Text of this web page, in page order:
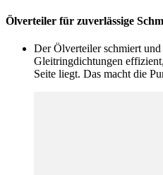
Ölverteiler für zuverlässige
Der Ölverteiler schmiert
Gleitringdichtungen
Seite liegt. Das macht die